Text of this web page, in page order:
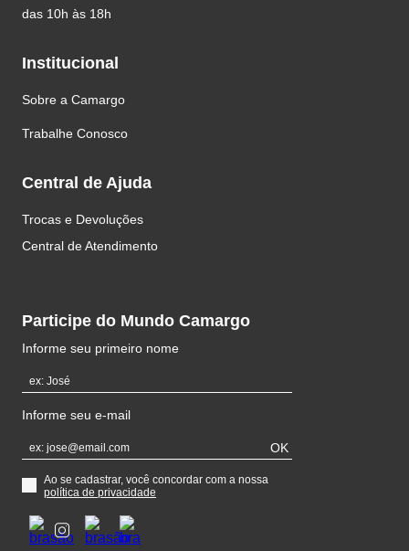
das 10h às 18h
Institucional
Sobre a Camargo
Trabalhe Conosco
Central de Ajuda
Trocas e Devoluções
Central de Atendimento
Participe do Mundo Camargo
Informe seu primeiro nome
Informe seu e-mail
OK
Ao se cadastrar, você concordar com a nossa
política de privacidade